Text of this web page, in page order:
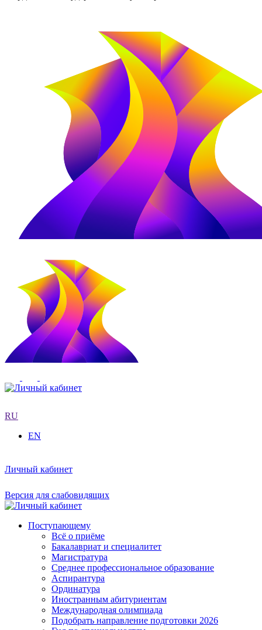
RU
EN
Личный кабинет
Версия для слабовидящих
Поступающему
Всё о приёме
Бакалавриат и специалитет
Магистратура
Среднее профессиональное образование
Аспирантура
Ординатура
Иностранным абитуриентам
Международная олимпиада
Подобрать направление подготовки 2026